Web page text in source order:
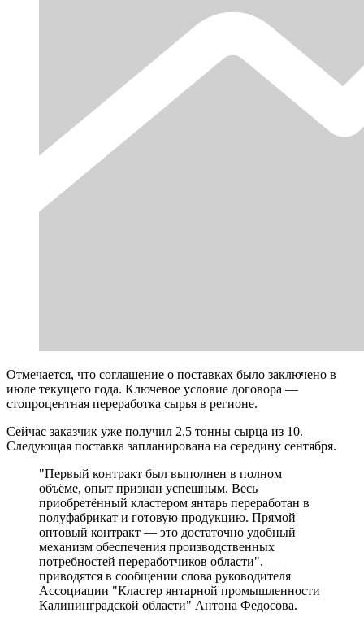
Отмечается, что соглашение о поставках было заключено в
июле текущего года. Ключевое условие договора —
стопроцентная переработка сырья в регионе.
Сейчас заказчик уже получил 2,5 тонны сырца из 10.
Следующая поставка запланирована на середину сентября.
"Первый контракт был выполнен в полном
объёме, опыт признан успешным. Весь
приобретённый кластером янтарь переработан в
полуфабрикат и готовую продукцию. Прямой
оптовый контракт — это достаточно удобный
механизм обеспечения производственных
потребностей переработчиков области", —
приводятся в сообщении слова руководителя
Ассоциации "Кластер янтарной промышленности
Калининградской области" Антона Федосова.